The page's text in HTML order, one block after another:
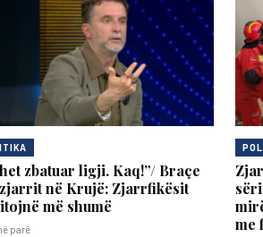
zbatuar ligji. Kaq!”/ Braçe
në Krujë: Zjarrfikësit
më shumë
parë
me